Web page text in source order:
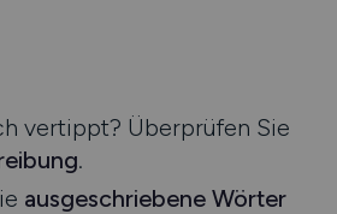
/ Luft- / Seefracht
/ Handel
vertippt? Überprüfen Sie
.
ausgeschriebene Wörter